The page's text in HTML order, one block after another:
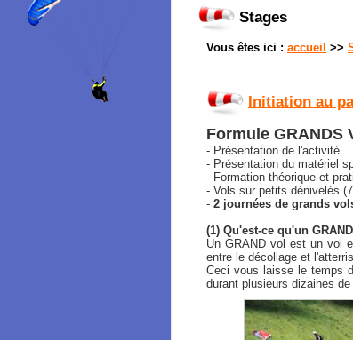
Stages
Vous êtes ici : accueil >>
Initiation au
Formule GRANDS
- Présentation de l'activité
- Présentation du matériel
- Formation théorique et
- Vols sur petits dénivelés
- 2 journées de grands
(1) Qu'est-ce qu'un
Un GRAND vol est un vol
entre le décollage et
Ceci vous laisse le temps
durant plusieurs dizaines